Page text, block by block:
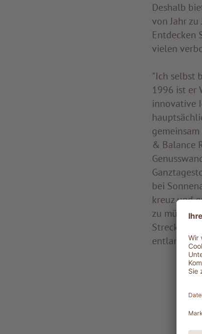
Deshalb
von Jahr
Entdecken
vielen
"Ich selbst
1996 ist er
innovative
& Balance
bei
kreuz und
zu
Strecke
entlang